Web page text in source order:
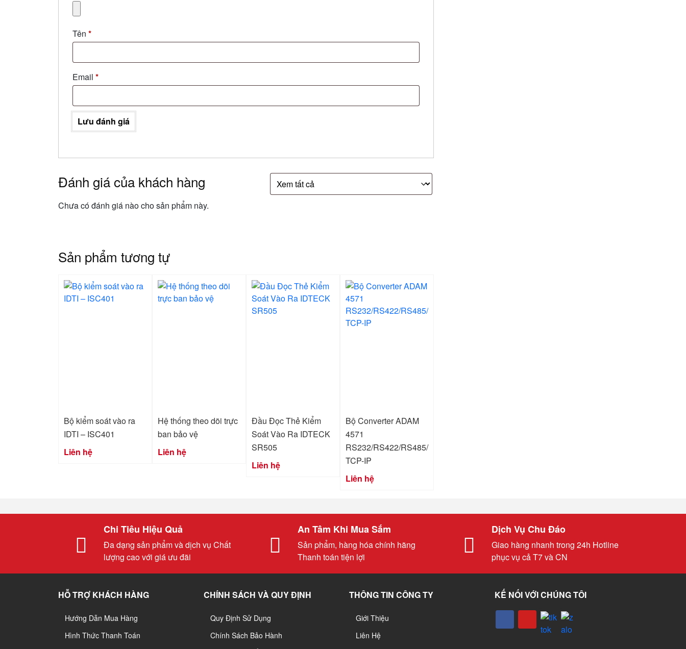
Tên *
Email *
Lưu đánh giá
Đánh giá của khách hàng
Chưa có đánh giá nào cho sản phẩm này.
Sản phẩm tương tự
Bộ kiểm soát vào ra
IDTI – ISC401
Liên hệ
Hệ thống theo dõi trực
ban bảo vệ
Liên hệ
Đầu Đọc Thẻ Kiểm
Soát Vào Ra IDTECK
SR505
Liên hệ
Bộ Converter ADAM
4571
RS232/RS422/RS485/
TCP-IP
Liên hệ
Chi Tiêu Hiệu Quả
Đa dạng sản phẩm và dịch vụ Chất
lượng cao với giá ưu đãi
An Tâm Khi Mua Sắm
Sản phẩm, hàng hóa chính hãng
Thanh toán tiện lợi
Dịch Vụ Chu Đáo
Giao hàng nhanh trong 24h Hotline
phục vụ cả T7 và CN
HỖ TRỢ KHÁCH HÀNG
Hướng Dẫn Mua Hàng
Hình Thức Thanh Toán
CHÍNH SÁCH VÀ QUY ĐỊNH
Quy Định Sử Dụng
Chính Sách Bảo Hành
THÔNG TIN CÔNG TY
Giới Thiệu
Liên Hệ
KẾ NỐI VỚI CHÚNG TÔI